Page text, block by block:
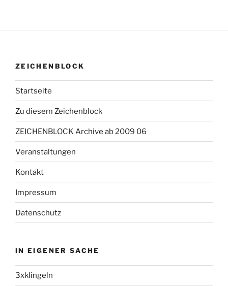
ZEICHENBLOCK
Startseite
Zu diesem Zeichenblock
ZEICHENBLOCK Archive ab 2009 06
Veranstaltungen
Kontakt
Impressum
Datenschutz
IN EIGENER SACHE
3xklingeln